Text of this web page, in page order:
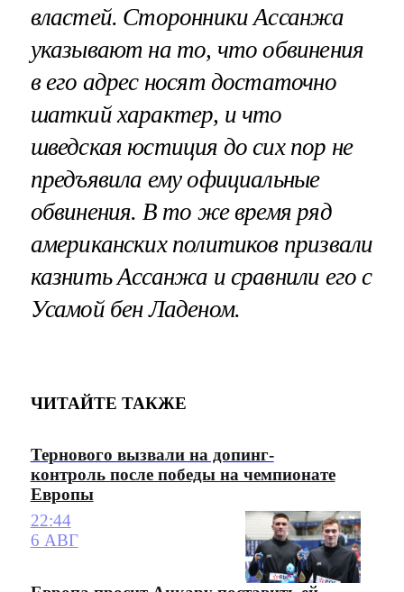
властей. Сторонники Ассанжа
указывают на то, что обвинения
в его адрес носят достаточно
шаткий характер, и что
шведская юстиция до сих пор не
предъявила ему официальные
обвинения. В то же время ряд
американских политиков призвали
казнить Ассанжа и сравнили его с
Усамой бен Ладеном.
ЧИТАЙТЕ ТАКЖЕ
Тернового вызвали на допинг-
контроль после победы на чемпионате
Европы
22:44
6 АВГ